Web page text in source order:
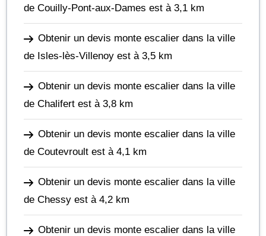
de Couilly-Pont-aux-Dames est à 3,1 km
Obtenir un devis monte escalier dans la ville
de Isles-lès-Villenoy est à 3,5 km
Obtenir un devis monte escalier dans la ville
de Chalifert est à 3,8 km
Obtenir un devis monte escalier dans la ville
de Coutevroult est à 4,1 km
Obtenir un devis monte escalier dans la ville
de Chessy est à 4,2 km
Obtenir un devis monte escalier dans la ville